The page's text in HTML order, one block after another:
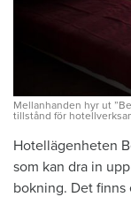
Mellanhanden hyr ut
tillstånd för
Hotellägenheten
som kan dra in
bokning. Det finns